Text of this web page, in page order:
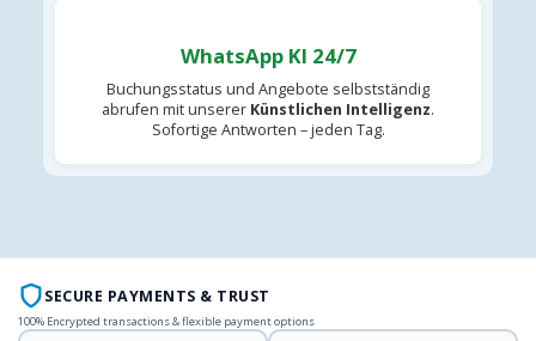
WhatsApp KI 24/7
Buchungsstatus und Angebote selbstständig
abrufen mit unserer Künstlichen Intelligenz.
Sofortige Antworten – jeden Tag.
SECURE PAYMENTS & TRUST
100% Encrypted transactions & flexible payment options